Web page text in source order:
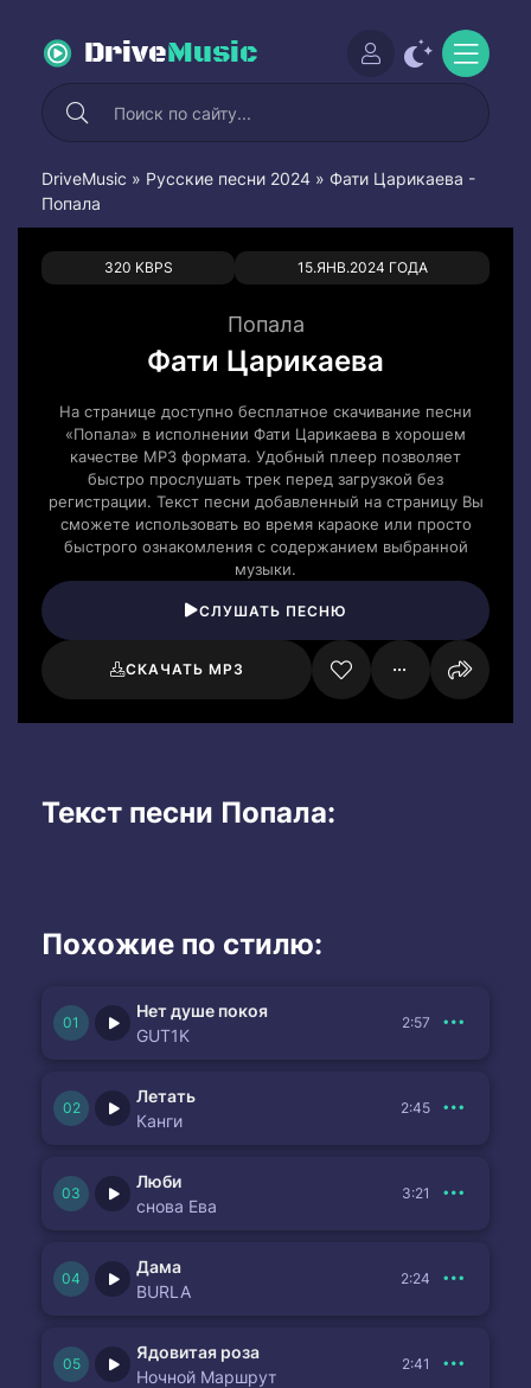
DriveMusic
DriveMusic » Русские песни 2024 » Фати Царикаева -
Попала
320 KBPS 15.ЯНВ.2024 ГОДА
0 0
Попала
Фати Царикаева
На странице доступно бесплатное скачивание песни
«Попала» в исполнении Фати Царикаева в хорошем
качестве MP3 формата. Удобный плеер позволяет
быстро прослушать трек перед загрузкой без
регистрации. Текст песни добавленный на страницу Вы
сможете использовать во время караоке или просто
быстрого ознакомления с содержанием выбранной
музыки.
СЛУШАТЬ ПЕСНЮ
СКАЧАТЬ MP3
Текст песни Попала:
Похожие по стилю:
Нет душе покоя
GUT1K
2:57
Летать
Канги
2:45
Люби
снова Ева
3:21
Дама
BURLA
2:24
Ядовитая роза
Ночной Маршрут
2:41